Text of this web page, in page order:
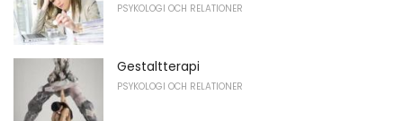
PSYKOLOGI OCH RELATIONER
Gestaltterapi
PSYKOLOGI OCH RELATIONER